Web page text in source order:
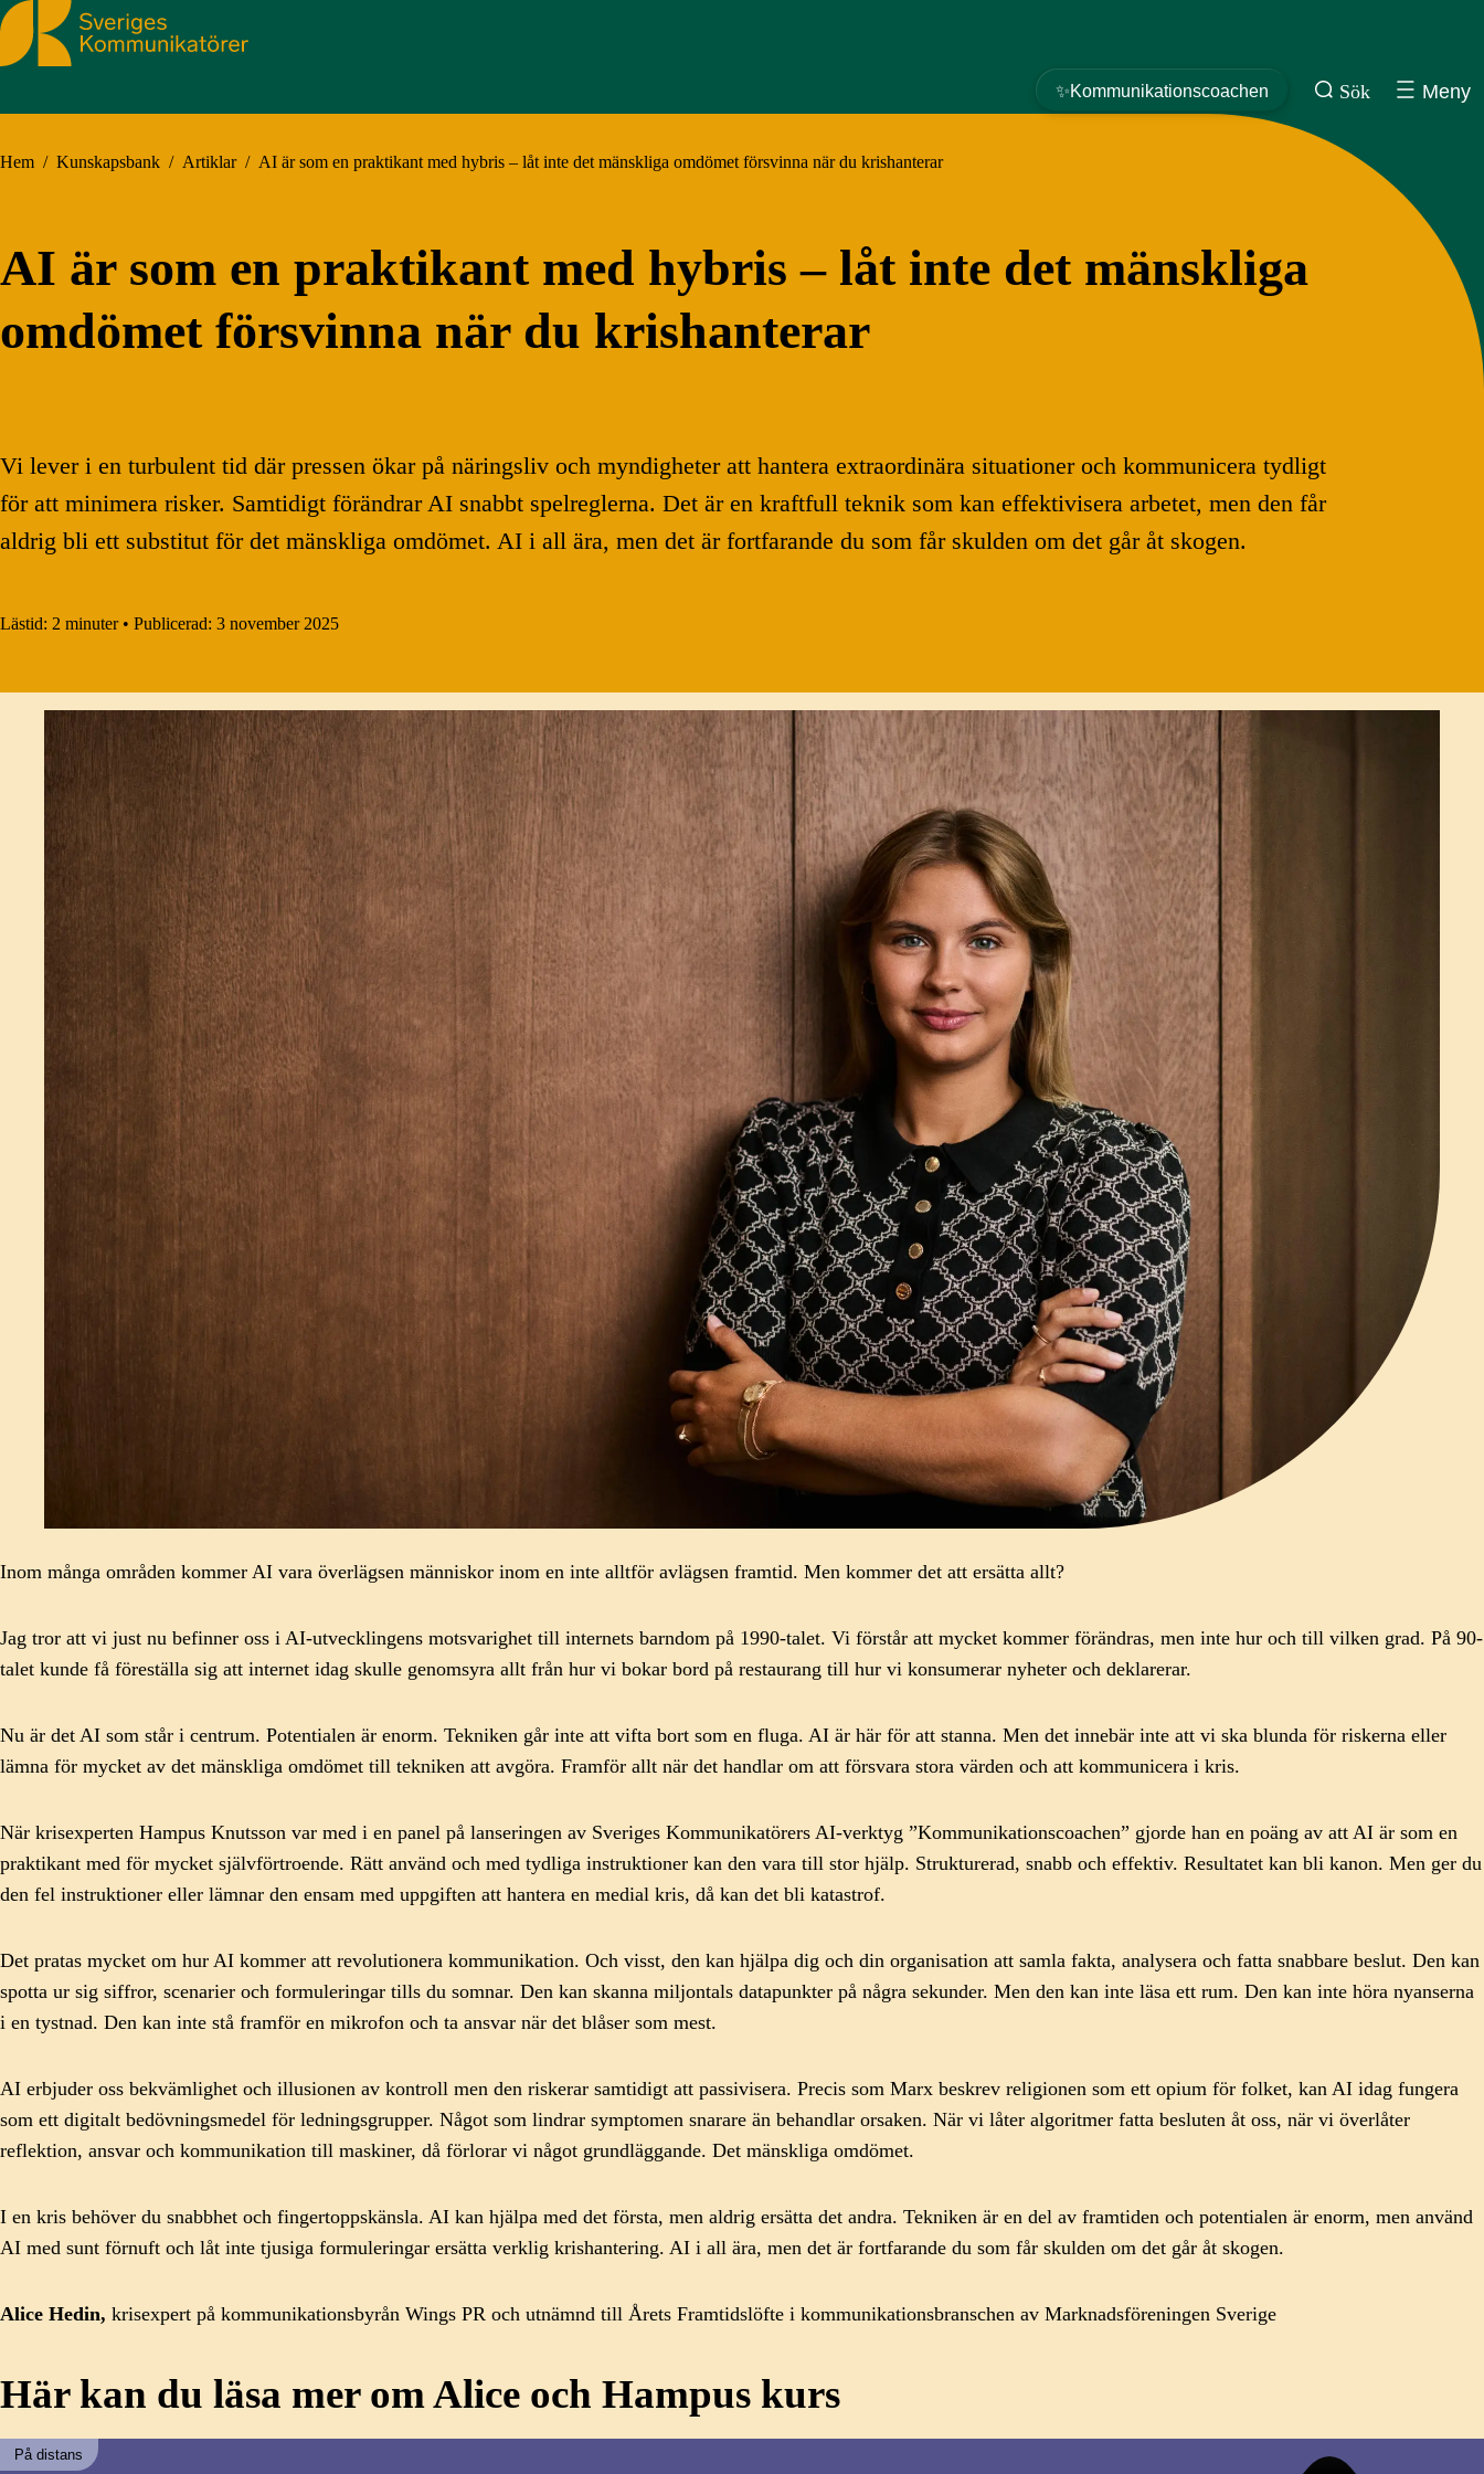
Sveriges Kommunikatörer
✨Kommunikationscoachen Sök Meny
Hem / Kunskapsbank / Artiklar / AI är som en praktikant med hybris – låt inte det mänskliga omdömet försvinna när du krishanterar
AI är som en praktikant med hybris – låt inte det mänskliga
omdömet försvinna när du krishanterar
Vi lever i en turbulent tid där pressen ökar på näringsliv och myndigheter att hantera extraordinära situationer och kommunicera tydligt
för att minimera risker. Samtidigt förändrar AI snabbt spelreglerna. Det är en kraftfull teknik som kan effektivisera arbetet, men den får
aldrig bli ett substitut för det mänskliga omdömet. AI i all ära, men det är fortfarande du som får skulden om det går åt skogen.
Lästid: 2 minuter • Publicerad: 3 november 2025
Inom många områden kommer AI vara överlägsen människor inom en inte alltför avlägsen framtid. Men kommer det att ersätta allt?
Jag tror att vi just nu befinner oss i AI-utvecklingens motsvarighet till internets barndom på 1990-talet. Vi förstår att mycket kommer förändras, men inte hur och till vilken grad. På 90-
talet kunde få föreställa sig att internet idag skulle genomsyra allt från hur vi bokar bord på restaurang till hur vi konsumerar nyheter och deklarerar.
Nu är det AI som står i centrum. Potentialen är enorm. Tekniken går inte att vifta bort som en fluga. AI är här för att stanna. Men det innebär inte att vi ska blunda för riskerna eller
lämna för mycket av det mänskliga omdömet till tekniken att avgöra. Framför allt när det handlar om att försvara stora värden och att kommunicera i kris.
När krisexperten Hampus Knutsson var med i en panel på lanseringen av Sveriges Kommunikatörers AI-verktyg ”Kommunikationscoachen” gjorde han en poäng av att AI är som en
praktikant med för mycket självförtroende. Rätt använd och med tydliga instruktioner kan den vara till stor hjälp. Strukturerad, snabb och effektiv. Resultatet kan bli kanon. Men ger du
den fel instruktioner eller lämnar den ensam med uppgiften att hantera en medial kris, då kan det bli katastrof.
Det pratas mycket om hur AI kommer att revolutionera kommunikation. Och visst, den kan hjälpa dig och din organisation att samla fakta, analysera och fatta snabbare beslut. Den kan
spotta ur sig siffror, scenarier och formuleringar tills du somnar. Den kan skanna miljontals datapunkter på några sekunder. Men den kan inte läsa ett rum. Den kan inte höra nyanserna
i en tystnad. Den kan inte stå framför en mikrofon och ta ansvar när det blåser som mest.
AI erbjuder oss bekvämlighet och illusionen av kontroll men den riskerar samtidigt att passivisera. Precis som Marx beskrev religionen som ett opium för folket, kan AI idag fungera
som ett digitalt bedövningsmedel för ledningsgrupper. Något som lindrar symptomen snarare än behandlar orsaken. När vi låter algoritmer fatta besluten åt oss, när vi överlåter
reflektion, ansvar och kommunikation till maskiner, då förlorar vi något grundläggande. Det mänskliga omdömet.
I en kris behöver du snabbhet och fingertoppskänsla. AI kan hjälpa med det första, men aldrig ersätta det andra. Tekniken är en del av framtiden och potentialen är enorm, men använd
AI med sunt förnuft och låt inte tjusiga formuleringar ersätta verklig krishantering. AI i all ära, men det är fortfarande du som får skulden om det går åt skogen.
Alice Hedin, krisexpert på kommunikationsbyrån Wings PR och utnämnd till Årets Framtidslöfte i kommunikationsbranschen av Marknadsföreningen Sverige
Här kan du läsa mer om Alice och Hampus kurs
På distans